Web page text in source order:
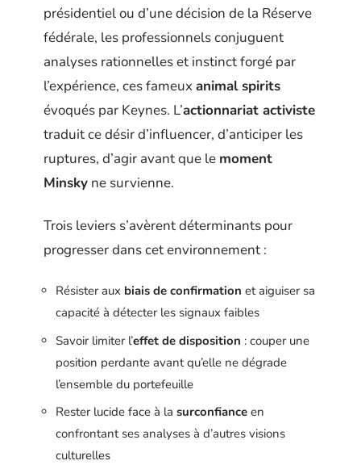
présidentiel ou d’une décision de la Réserve
fédérale, les professionnels conjuguent
analyses rationnelles et instinct forgé par
l’expérience, ces fameux animal spirits
évoqués par Keynes. L’actionnariat activiste
traduit ce désir d’influencer, d’anticiper les
ruptures, d’agir avant que le moment
Minsky ne survienne.
Trois leviers s’avèrent déterminants pour
progresser dans cet environnement :
Résister aux biais de confirmation et aiguiser sa
capacité à détecter les signaux faibles
Savoir limiter l’effet de disposition : couper une
position perdante avant qu’elle ne dégrade
l’ensemble du portefeuille
Rester lucide face à la surconfiance en
confrontant ses analyses à d’autres visions
culturelles